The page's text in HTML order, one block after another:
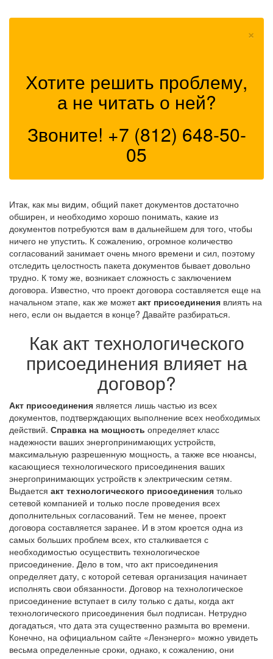
×
Хотите решить проблему,
а не читать о ней?
Звоните! +7 (812) 648-50-
05
Итак, как мы видим, общий пакет документов достаточно
обширен, и необходимо хорошо понимать, какие из
документов потребуются вам в дальнейшем для того, чтобы
ничего не упустить. К сожалению, огромное количество
согласований занимает очень много времени и сил, поэтому
отследить целостность пакета документов бывает довольно
трудно. К тому же, возникает сложность с заключением
договора. Известно, что проект договора составляется еще на
начальном этапе, как же можетакт присоединения влиять на
него, если он выдается в конце? Давайте разбираться.
Как акт технологического
присоединения влияет на
договор?
Акт присоединения является лишь частью из всех
документов, подтверждающих выполнение всех необходимых
действий. Справка на мощность определяет класс
надежности ваших энергопринимающих устройств,
максимальную разрешенную мощность, а также все нюансы,
касающиеся технологического присоединения ваших
энергопринимающих устройств к электрическим сетям.
Выдается акт технологического присоединения только
сетевой компанией и только после проведения всех
дополнительных согласований. Тем не менее, проект
договора составляется заранее. И в этом кроется одна из
самых больших проблем всех, кто сталкивается с
необходимостью осуществить технологическое
присоединение. Дело в том, что акт присоединения
определяет дату, с которой сетевая организация начинает
исполнять свои обязанности. Договор на технологическое
присоединение вступает в силу только с даты, когда акт
технологического присоединения был подписан. Нетрудно
догадаться, что дата эта существенно размыта во времени.
Конечно, на официальном сайте «Ленэнерго» можно увидеть
весьма определенные сроки, однако, к сожалению, они